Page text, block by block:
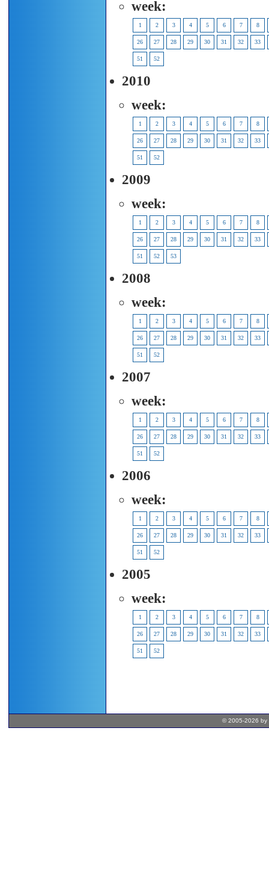
week:
1 2 3 4 5 6 7 8
26 27 28 29 30 31 32 33
51 52
2010
week:
1 2 3 4 5 6 7 8
26 27 28 29 30 31 32 33
51 52
2009
week:
1 2 3 4 5 6 7 8
26 27 28 29 30 31 32 33
51 52 53
2008
week:
1 2 3 4 5 6 7 8
26 27 28 29 30 31 32 33
51 52
2007
week:
1 2 3 4 5 6 7 8
26 27 28 29 30 31 32 33
51 52
2006
week:
1 2 3 4 5 6 7 8
26 27 28 29 30 31 32 33
51 52
2005
week:
1 2 3 4 5 6 7 8
26 27 28 29 30 31 32 33
51 52
© 2005-2026 by